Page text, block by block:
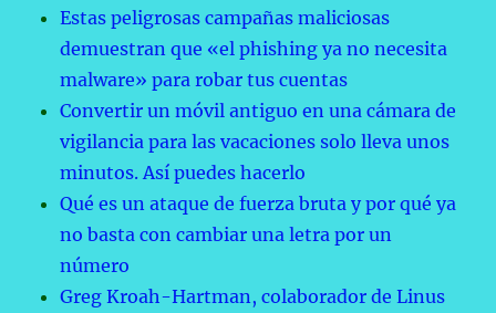
Estas peligrosas campañas maliciosas
demuestran que «el phishing ya no necesita
malware» para robar tus cuentas
Convertir un móvil antiguo en una cámara de
vigilancia para las vacaciones solo lleva unos
minutos. Así puedes hacerlo
Qué es un ataque de fuerza bruta y por qué ya
no basta con cambiar una letra por un
número
Greg Kroah-Hartman, colaborador de Linus